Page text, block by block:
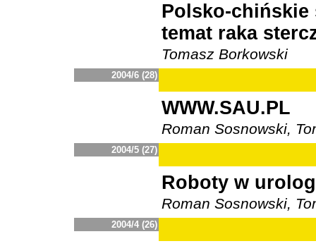
Polsko-
temat raka
Tomasz Borkowski
2004/6 (28)
WWW.SAU.PL
Roman Sosnowski,
2004/5 (27)
Roboty w
Roman Sosnowski,
2004/4 (26)